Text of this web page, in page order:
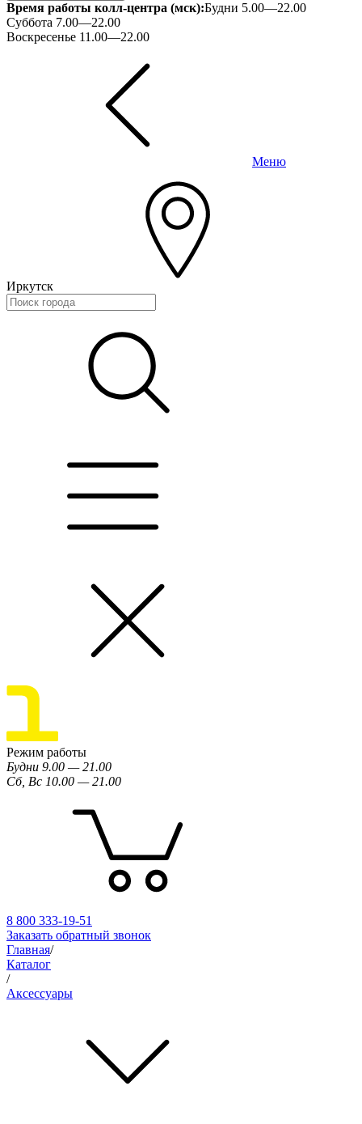
Время работы колл-центра (мск):Будни 5.00—22.00
Суббота 7.00—22.00
Воскресенье 11.00—22.00
Меню
Иркутск
Режим работы
Будни 9.00 — 21.00
Сб, Вс 10.00 — 21.00
8 800 333-19-51
Заказать обратный звонок
Главная/
Каталог
/
Аксессуары